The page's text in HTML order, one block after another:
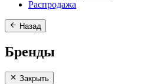
Распродажа
Назад
Бренды
Закрыть